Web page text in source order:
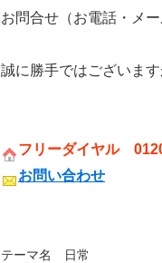
お問合せ（お電話・メ
誠に勝手ではございま
フリーダイヤル
お問い合わせ
テーマ名 日常